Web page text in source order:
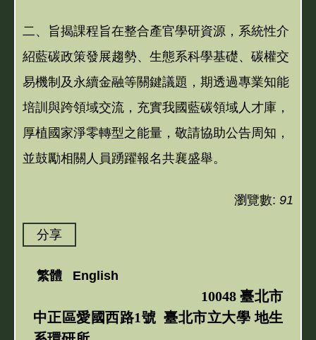
二、旨揭課程旨在整合產官學研資源，系統性介
紹藍碳政策發展趨勢、生態系科學基礎、碳權交
易機制及永續金融等關鍵議題，期透過專業知能
培訓與跨領域交流，充實我國藍碳領域人才庫，
厚植國家淨零轉型之能量，敬請協助公告周知，
並鼓勵相關人員踴躍報名共襄盛舉。
瀏覽數: 91
分享
繁體 English
10048 臺北市
中正區愛國西路1號 臺北市立大學 地生